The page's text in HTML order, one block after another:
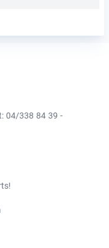
04/338 84 39 -